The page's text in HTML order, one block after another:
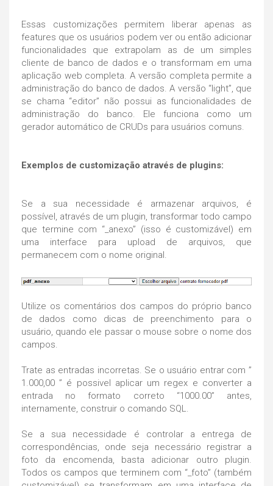
Essas customizações permitem liberar apenas as
features que os usuários podem ver ou então adicionar
funcionalidades que extrapolam as de um simples
cliente de banco de dados e o transformam em uma
aplicação web completa. A versão completa permite a
administração do banco de dados. A versão “light”, que
se chama “editor” não possui as funcionalidades de
administração do banco. Ele funciona como um
gerador automático de CRUDs para usuários comuns.
Exemplos de customização através de plugins:
Se a sua necessidade é armazenar arquivos, é
possível, através de um plugin, transformar todo campo
que termine com “_anexo” (isso é customizável) em
uma interface para upload de arquivos, que
permanecem com o nome original.
Utilize os comentários dos campos do próprio banco
de dados como dicas de preenchimento para o
usuário, quando ele passar o mouse sobre o nome dos
campos.
Trate as entradas incorretas. Se o usuário entrar com ”
1.000,00 ” é possivel aplicar um regex e converter a
entrada no formato correto “1000.00” antes,
internamente, construir o comando SQL.
Se a sua necessidade é controlar a entrega de
correspondências, onde seja necessário registrar a
foto da encomenda, basta adicionar outro plugin.
Todos os campos que terminem com “_foto” (também